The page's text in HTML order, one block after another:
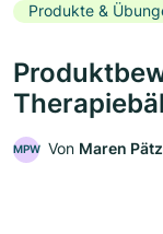
Produkte &
MPW Von Maren